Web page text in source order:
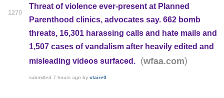
1270
Threat of violence ever-present at Planned
Parenthood clinics, advocates say. 662 bomb
threats, 16,301 harassing calls and hate mails and
1,507 cases of vandalism after heavily edited and
misleading videos surfaced.
(wfaa.com)
submitted7 hours ago byclaire0